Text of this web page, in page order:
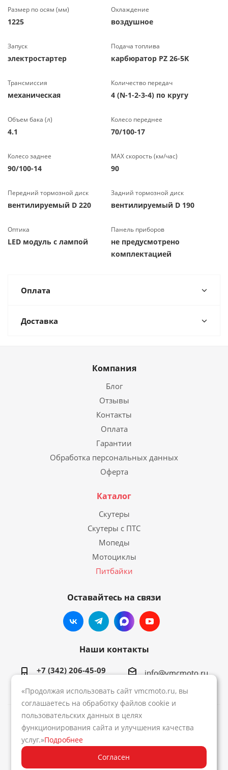
Размер по осям (мм)
1225
Охлаждение
воздушное
Запуск
электростартер
Подача топлива
карбюратор PZ 26-5K
Трансмиссия
механическая
Количество передач
4 (N-1-2-3-4) по кругу
Объем бака (л)
4.1
Колесо переднее
70/100-17
Колесо заднее
90/100-14
МАХ скорость (км/час)
90
Передний тормозной диск
вентилируемый D 220
Задний тормозной диск
вентилируемый D 190
Оптика
LED модуль с лампой
Панель приборов
не предусмотрено
комплектацией
Оплата
Доставка
Компания
Блог
Отзывы
Контакты
Оплата
Гарантии
Обработка персональных данных
Оферта
Каталог
Скутеры
Скутеры с ПТС
Мопеды
Мотоциклы
Питбайки
Оставайтесь на связи
Наши контакты
+7 (342) 206-45-09 info@vmcmoto.ru
2026 © Интернет-магазин VMC
Создание сайта:Media Army
«Продолжая использовать сайт vmcmoto.ru, вы
соглашаетесь на обработку файлов cookie и
пользовательских данных в целях
функционирования сайта и улучшения качества
услуг.»Подробнее
Согласен